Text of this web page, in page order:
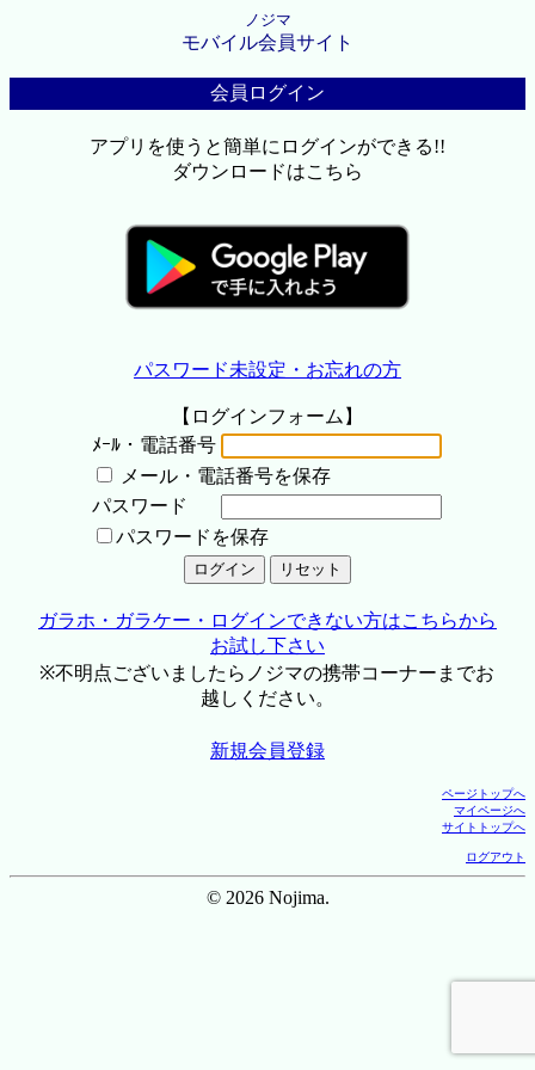
ノジマ
モバイル会員サイト
会員ログイン
アプリを使うと簡単にログインができる!!
ダウンロードはこちら
パスワード未設定・お忘れの方
【ログインフォーム】
ﾒｰﾙ・電話番号
メール・電話番号を保存
パスワード
パスワードを保存
ガラホ・ガラケー・ログインできない方はこちらから
お試し下さい
※不明点ございましたらノジマの携帯コーナーまでお
越しください。
新規会員登録
ページトップへ
マイページへ
サイトトップへ
ログアウト
© 2026 Nojima.